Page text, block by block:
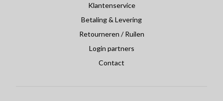
Klantenservice
Betaling & Levering
Retourneren / Ruilen
Login partners
Contact